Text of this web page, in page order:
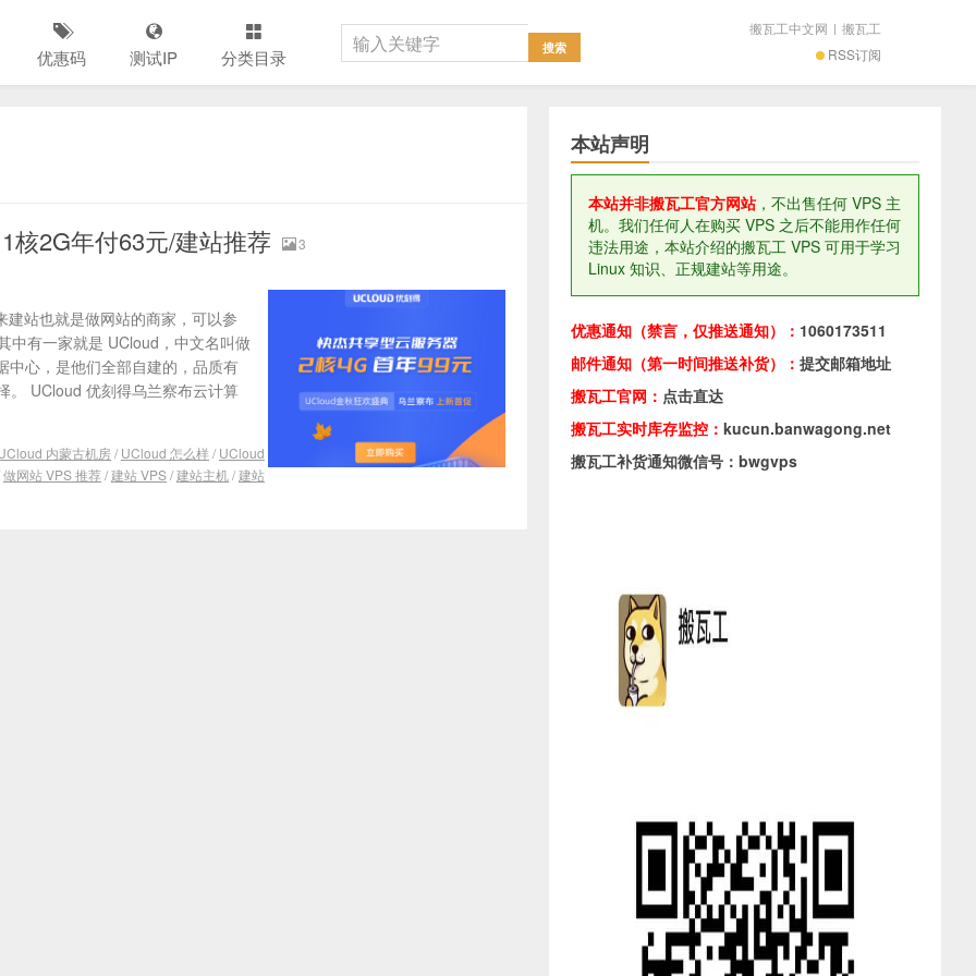
优惠码 测试IP 分类目录 RSS订阅
搬瓦工中文网 | 搬瓦工
核2G年付63元/建站推荐 3
站也就是做网站的商家，可以参
中有一家就是 UCloud，中文名叫做
中心，是他们全部自建的，品质有
。 UCloud 优刻得乌兰察布云计算
内蒙古机房/ UCloud 怎么样/ UCloud
做网站 VPS 推荐/建站 VPS/建站主机/建站
本站声明
本站并非搬瓦工官方网站，不出售任何 VPS 主
机。我们任何人在购买 VPS 之后不能用作任何
违法用途，本站介绍的搬瓦工 VPS 可用于学习
Linux 知识、正规建站等用途。
优惠通知（禁言，仅推送通知）： 1060173511
邮件通知（第一时间推送补货）： 提交邮箱地址
搬瓦工官网： 点击直达
搬瓦工实时库存监控： kucun.banwagong.net
搬瓦工补货通知微信号：bwgvps